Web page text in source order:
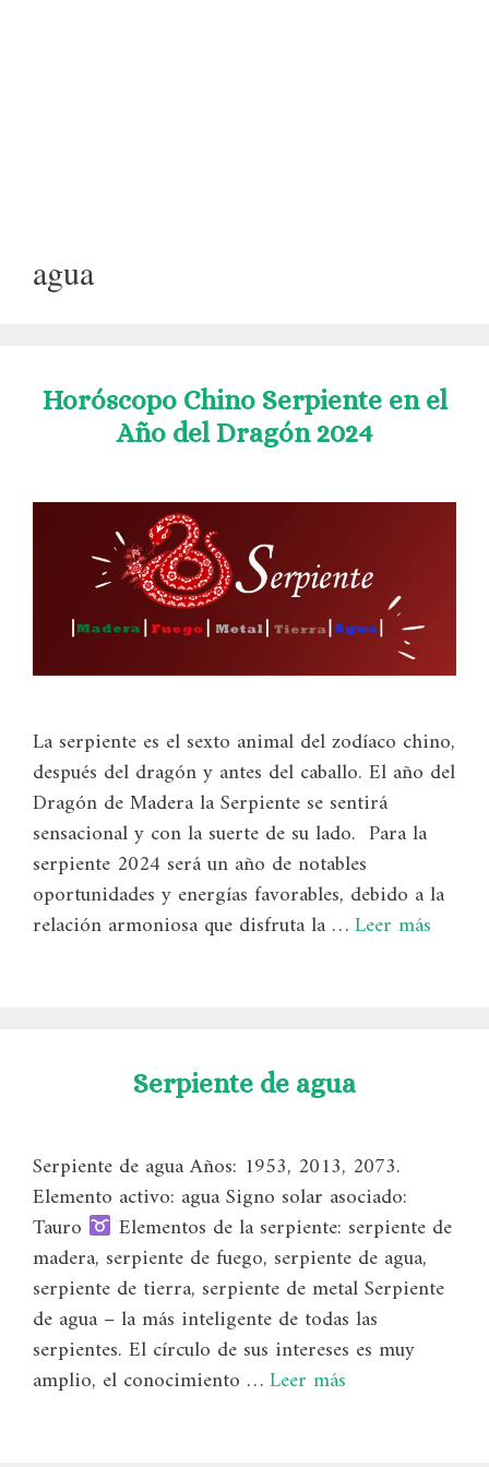
agua
Horóscopo Chino Serpiente en el
Año del Dragón 2024
La serpiente es el sexto animal del zodíaco chino,
después del dragón y antes del caballo. El año del
Dragón de Madera la Serpiente se sentirá
sensacional y con la suerte de su lado. Para la
serpiente 2024 será un año de notables
oportunidades y energías favorables, debido a la
relación armoniosa que disfruta la …Leer más
Serpiente de agua
Serpiente de agua Años: 1953, 2013, 2073.
Elemento activo: agua Signo solar asociado:
Tauro
Elementos de la serpiente: serpiente de
madera, serpiente de fuego, serpiente de agua,
serpiente de tierra, serpiente de metal Serpiente
de agua – la más inteligente de todas las
serpientes. El círculo de sus intereses es muy
amplio, el conocimiento …Leer más